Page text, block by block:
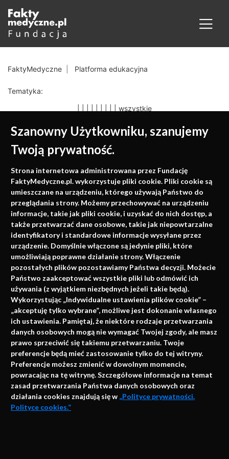
Szanowny Użytkowniku, szanujemy
Twoją prywatność.
Strona internetowa administrowana przez Fundację
FaktyMedyczne.pl. wykorzystuje pliki cookie. Pliki cookie są
umieszczane na urządzeniu, którego używają Państwo do
przeglądania strony. Możemy przechowywać na urządzeniu
informacje, takie jak pliki cookie, i uzyskać do nich dostęp, a
także przetwarzać dane osobowe, takie jak niepowtarzalne
identyfikatory i standardowe informacje wysyłane przez
urządzenie. Domyślnie włączone są jedynie pliki, które
umożliwiają poprawne działanie strony. Włączenie
pozostałych plików pozostawiamy Państwa decyzji. Możecie
Państwo zaakceptować wszystkie pliki lub odmówić ich
używania (z wyjątkiem niezbędnych jeżeli takie będą).
Wykorzystując „Indywidualne ustawienia plików cookie” –
„akceptuję tylko wybrane”, możliwe jest dokonanie własnego
ich ustawienia. Pamiętaj, że niektóre rodzaje przetwarzania
danych osobowych mogą nie wymagać Twojej zgody, ale masz
prawo sprzeciwić się takiemu przetwarzaniu. Twoje
preferencje będą mieć zastosowanie tylko do tej witryny.
Preferencje możesz zmienić w dowolnym momencie,
powracając na tę witrynę. Szczegółowe informacje na temat
zasad przetwarzania Państwa danych osobowych oraz
działania cookies znajdują się w „Polityce prywatności.
Polityce cookies.”
FaktyMedyczne Platforma edukacyjna
Tematyka:
wszystkie
Medycyna oparta na
faktach
Konferencje, szkolenia, e-learning, wydawnictwo
Napisz do nas
info@faktymedyczne.pl
ul. Towarowa 2
43-460 Wisła
Redakcja medyczna:
ul. Wolności 338b